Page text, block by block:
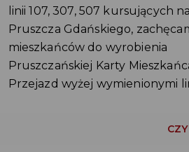
linii 107, 307, 507 kursujących
Pruszcza Gdańskiego,
mieszkańców do wyrobienia
Pruszczańskiej Karty
Przejazd wyżej wymienionymi